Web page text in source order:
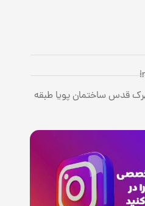
قدس ساختمان پویا طبقه